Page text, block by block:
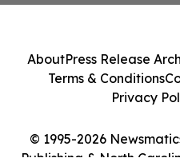
© 1995-2026
Publishing & North
AboutPress Release
Terms & Conditions
Privacy